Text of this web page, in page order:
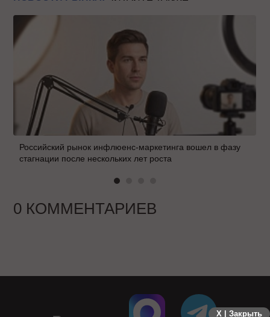
Российский рынок инфлюенс-маркетинга вошел в фазу
стагнации после нескольких лет роста
0 КОММЕНТАРИЕВ
X | Закрыть